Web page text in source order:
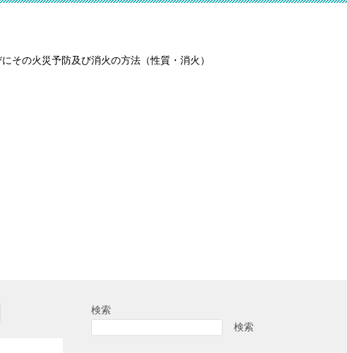
その火災予防及び消火の方法（性質・消火）
検索
検索